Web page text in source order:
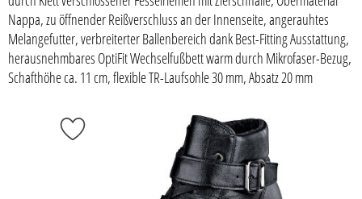
Nappa, zu öffnender Reißverschluss an der Innenseite, angerauhtes
Melangefutter, verbreiterter Ballenbereich dank Best-Fitting Ausstattung,
herausnehmbares OptiFit Wechselfußbett warm durch Mikrofaser-Bezug,
Schafthöhe ca. 11 cm, flexible TR-Laufsohle 30 mm, Absatz 20 mm